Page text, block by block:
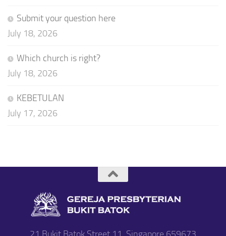
Submit your question here
July 18, 2026
Which church is right?
July 18, 2026
KEBETULAN
July 17, 2026